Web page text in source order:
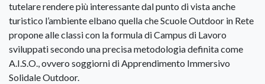
tutelare rendere più interessante dal punto di vista anche
turistico l’ambiente elbano quella che Scuole Outdoor in Rete
propone alle classi con la formula di Campus di Lavoro
sviluppati secondo una precisa metodologia definita come
A.I.S.O., ovvero soggiorni di Apprendimento Immersivo
Solidale Outdoor.